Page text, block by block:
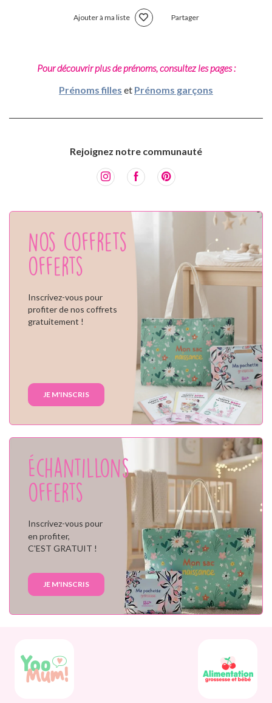
Ajouter à ma liste Partager
Pour découvrir plus de prénoms, consultez les pages :
Prénoms filles et Prénoms garçons
Rejoignez notre communauté
Nos coffrets
offerts
Inscrivez-vous pour
profiter de nos coffrets
gratuitement !
JE M'INSCRIS
Échantillons
offerts
Inscrivez-vous pour
en profiter,
C'EST GRATUIT !
JE M'INSCRIS